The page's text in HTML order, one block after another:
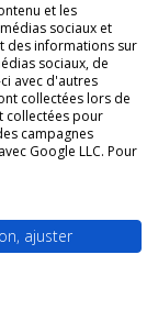
de
et les
sociaux et
des informations sur
sociaux, de
avec d'autres
collectées lors de
collectées pour
campagnes
Google LLC. Pour
ajuster